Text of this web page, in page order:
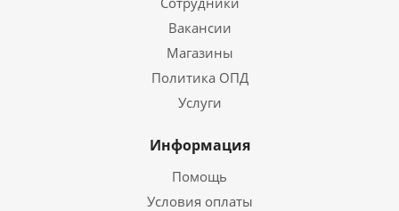
Вакансии
Магазины
Политика ОПД
Услуги
Информация
Помощь
Условия оплаты